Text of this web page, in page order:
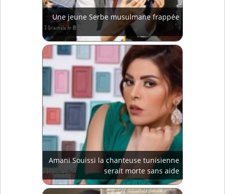
Une jeune Serbe musulmane frappée
Amani Souissi la chanteuse tunisienne
serait morte sans aide